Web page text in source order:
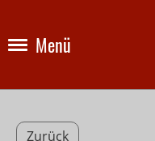
Menü
Zurück